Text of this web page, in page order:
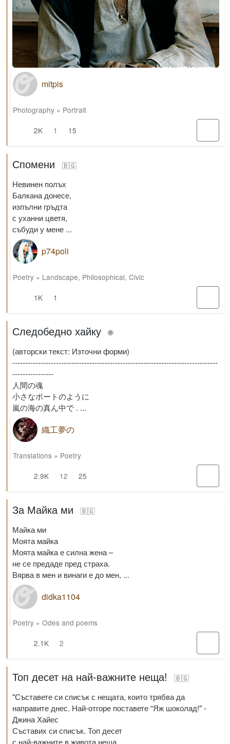
mitpis
Photography » Portrait
2K
1 15
Спомени 🇧🇬
Невинен полъх
Балкана донесе,
изпълни гръдта
с уханни цветя,
събуди у мене ...
p74poli
Poetry » Landscape, Philosophical, Civic
1K
1
Следобедно хайку 🌐
(авторски текст: Източни форми)
--------------------------------------------------------------------------------
----------------
人間の魂
小さなボートのように
嵐の海の真ん中で . ...
織工夢の
Translations » Poetry
2.9K
12 25
За Майка ми 🇧🇬
Майка ми
Моята майка
Моята майка е силна жена –
не се предаде пред страха.
Вярва в мен и винаги е до мен, ...
didka1104
Poetry » Odes and poems
2.1K
2
Топ десет на най-важните неща! 🇧🇬
"Съставете си списък с нещата, които трябва да
направите днес. Най-отгоре поставете “Яж шоколад!" -
Джина Хайес
Съставих си списък. Топ десет
с най-важните в живота неща.